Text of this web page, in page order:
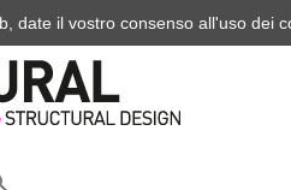
date il vostro consenso all'uso